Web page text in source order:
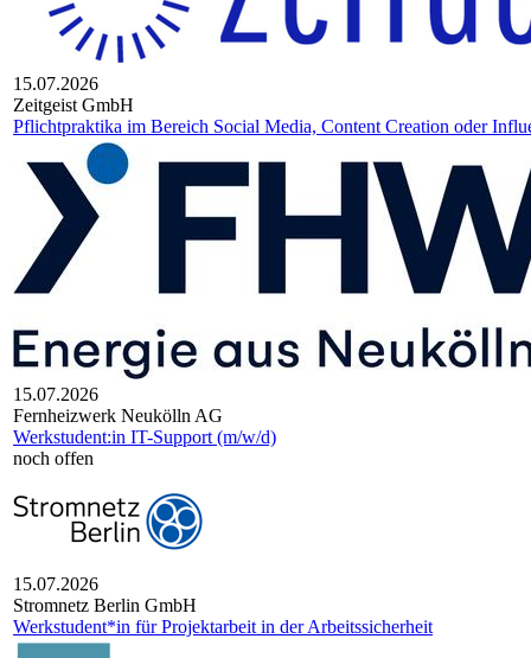
15.07.2026
Zeitgeist GmbH
Pflichtpraktika im Bereich Social Media, Content Creation oder
15.07.2026
Fernheizwerk Neukölln AG
Werkstudent:in IT-Support (m/w/d)
noch offen
15.07.2026
Stromnetz Berlin GmbH
Werkstudent*in für Projektarbeit in der Arbeitssicherheit